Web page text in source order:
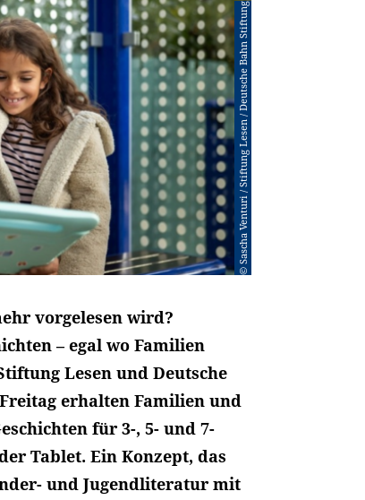
© Sascha Venturi / Stiftung Lesen / Deutsche Bahn Stiftung
vorgelesen wird?
– egal wo Familien
Lesen und Deutsche
erhalten Familien und
für 3-, 5- und 7-
Tablet. Ein Konzept, das
und Jugendliteratur mit